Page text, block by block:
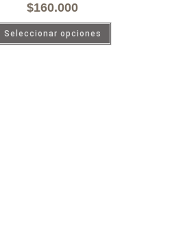
$160.000
Seleccionar opciones